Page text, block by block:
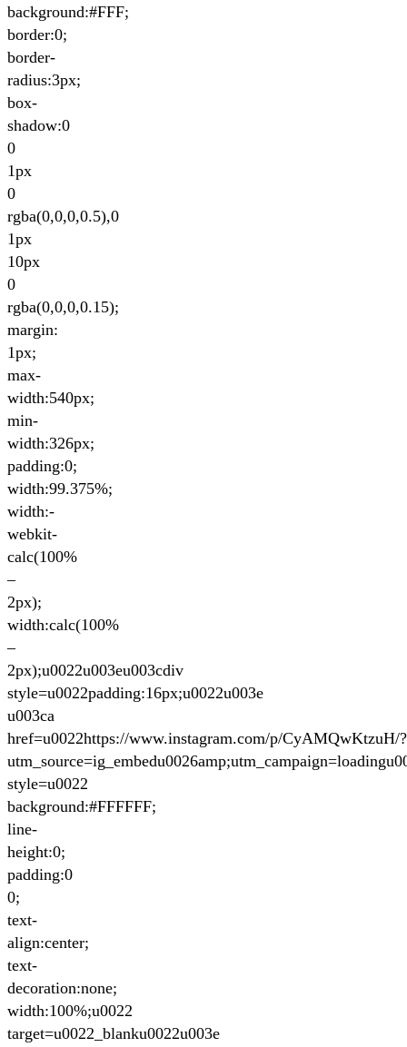
background:#FFF;
border:0;
border-
radius:3px;
box-
shadow:0
0
1px
0
rgba(0,0,0,0.5),0
1px
10px
0
rgba(0,0,0,0.15);
margin:
1px;
max-
width:540px;
min-
width:326px;
padding:0;
width:99.375%;
width:-
webkit-
calc(100%
–
2px);
width:calc(100%
–
2px);u0022u003eu003cdiv
style=u0022padding:16px;u0022u003e
u003ca
href=u0022https://www.instagram.com/p/CyAMQwKtzuH/?
style=u0022
background:#FFFFFF;
line-
height:0;
padding:0
0;
text-
align:center;
text-
decoration:none;
width:100%;u0022
target=u0022_blanku0022u003e